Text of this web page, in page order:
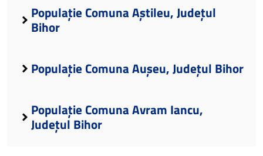
Populație Comuna Aștileu, Județul
Bihor
Populație Comuna Aușeu, Județul Bihor
Populație Comuna Avram Iancu,
Județul Bihor